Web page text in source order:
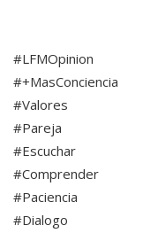
#LFMOpinion
#+MasConciencia
#Valores
#Pareja
#Escuchar
#Comprender
#Paciencia
#Dialogo